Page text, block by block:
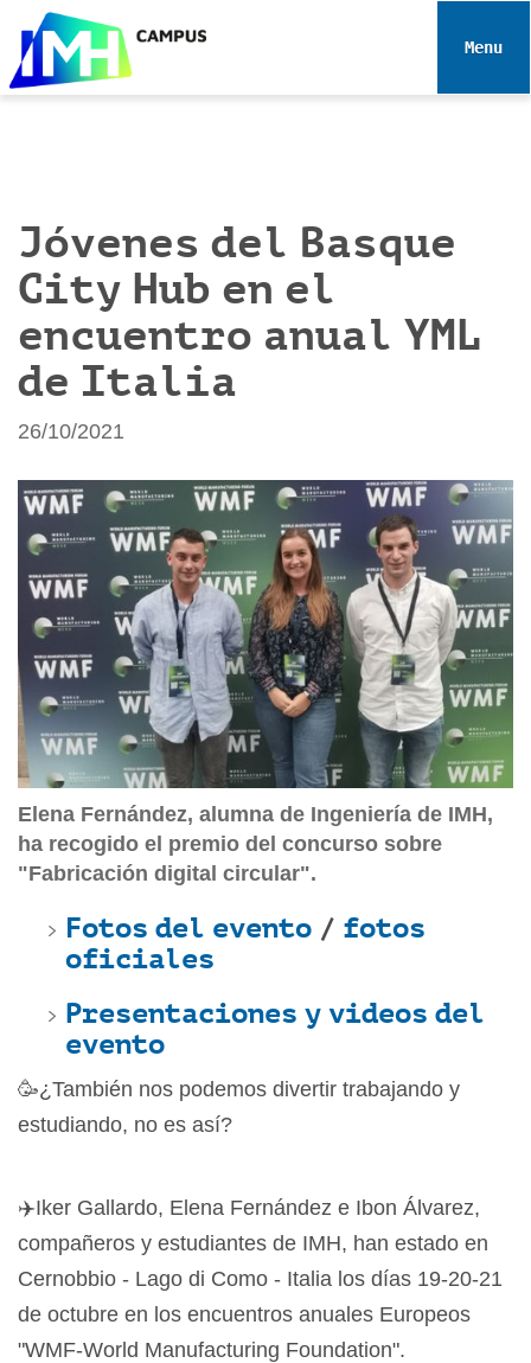
e
Toggle
Jóvenes del Basque
City Hub en el
encuentro anual YML
de Italia
26/10/2021
Elena Fernández, alumna de Ingeniería de IMH,
ha recogido el premio del concurso sobre
"Fabricación digital circular".
Fotos del evento / fotos
oficiales
Presentaciones y videos del
evento
🥳¿También nos podemos divertir trabajando y
estudiando, no es así?
✈️Iker Gallardo, Elena Fernández e Ibon Álvarez,
compañeros y estudiantes de IMH, han estado en
Cernobbio - Lago di Como - Italia los días 19-20-21
de octubre en los encuentros anuales Europeos
"WMF-World Manufacturing Foundation".